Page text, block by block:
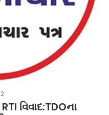
વિવાદ:TDOના